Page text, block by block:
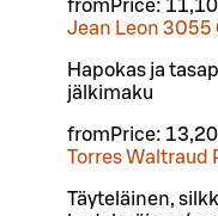
from Price:
Jean Leon 3055
Hapokas ja
jälkimaku
from Price:
Torres Waltraud
Täyteläinen,